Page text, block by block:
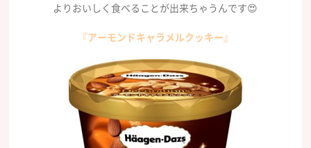
よりおいしく食べることが出来ちゃうんです😍
『アーモンドキャラメルクッキー』